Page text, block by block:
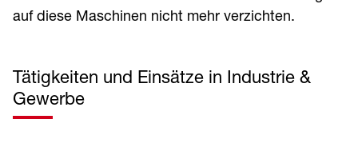
auf diese Maschinen nicht mehr verzichten.
Tätigkeiten und Einsätze in Industrie &
Gewerbe